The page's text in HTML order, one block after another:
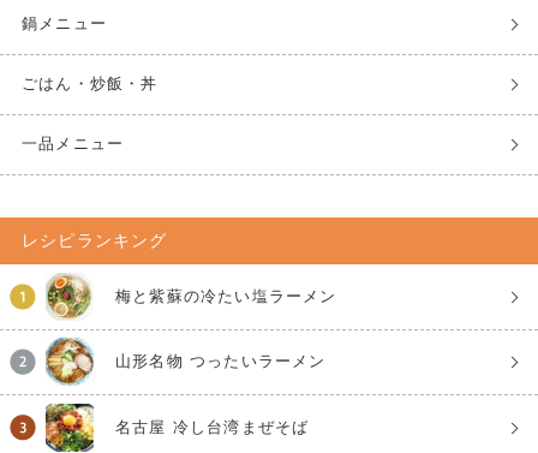
鍋メニュー
ごはん・炒飯・丼
一品メニュー
レシピランキング
梅と紫蘇の冷たい塩ラーメン
山形名物 つったいラーメン
名古屋 冷し台湾まぜそば